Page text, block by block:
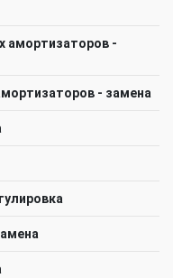
амортизаторов -
- замена